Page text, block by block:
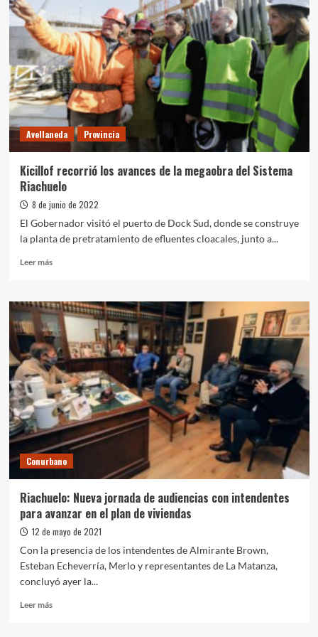
Avellaneda Provincia
Kicillof recorrió los avances de la megaobra del Sistema
Riachuelo
8 de junio de 2022
El Gobernador visitó el puerto de Dock Sud, donde se construye
la planta de pretratamiento de efluentes cloacales, junto a...
Leer másLeer
Kicillof
recorrió
los
avances
de
la
megaobra
del
Sistema
Riachuelo
Conurbano
Riachuelo: Nueva jornada de audiencias con intendentes
para avanzar en el plan de viviendas
12 de mayo de 2021
Con la presencia de los intendentes de Almirante Brown,
Esteban Echeverría, Merlo y representantes de La Matanza,
concluyó ayer la...
Leer másLeer